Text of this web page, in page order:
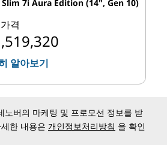
Slim 7i Aura Edition (14", Gen 10)
격
알아보기
노버의 마케팅 및 프로모션 정보를 받
한 내용은 개인정보처리방침 을 확인